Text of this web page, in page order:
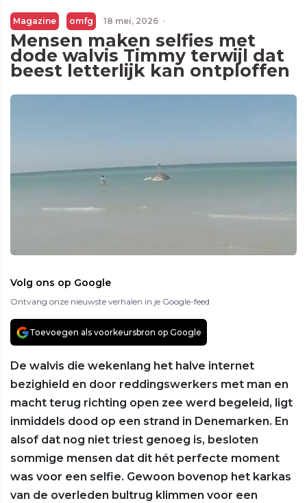
Magazine omfg 18 mei, 2026 ·
Mensen maken selfies met
dode walvis Timmy terwijl dat
beest letterlijk kan ontploffen
Volg ons op Google
Ontvang onze nieuwste verhalen in je Google-feed
Toevoegen als voorkeursbron op Google
De walvis die wekenlang het halve internet
bezighield en door reddingswerkers met man en
macht terug richting open zee werd begeleid, ligt
inmiddels dood op een strand in Denemarken. En
alsof dat nog niet triest genoeg is, besloten
sommige mensen dat dit hét perfecte moment
was voor een selfie. Gewoon bovenop het karkas
van de overleden bultrug klimmen voor een